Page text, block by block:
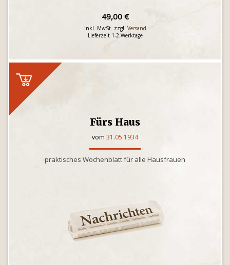
49,00 €
inkl. MwSt. zzgl. Versand
Lieferzeit 1-2 Werktage
Fürs Haus
vom 31.05.1934
praktisches Wochenblatt für alle Hausfrauen